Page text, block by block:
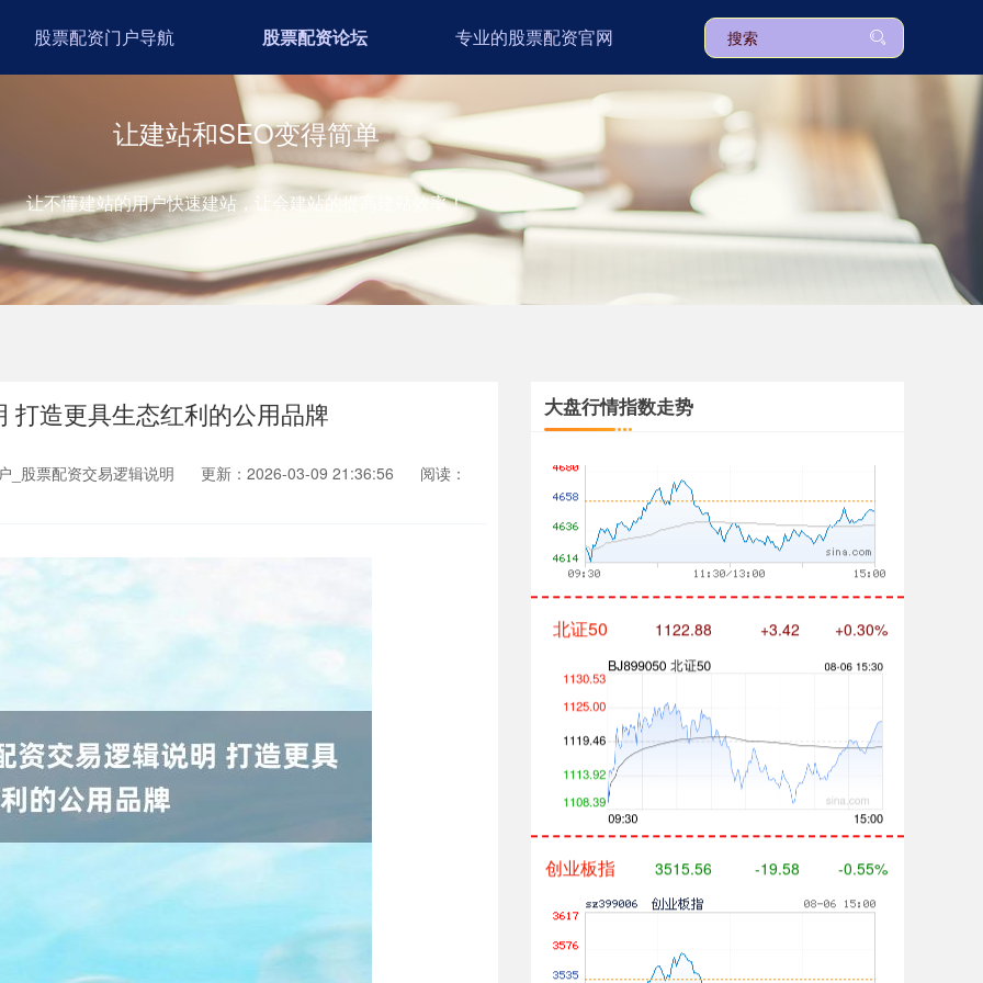
股票配资门户导航 股票配资论坛 专业的股票配资官网
让建站和SEO变得简单
让不懂建站的用户快速建站，让会建站的提高建站效率！
打造更具生态红利的公用品牌
_股票配资交易逻辑说明 更新：2026-03-09 21:36:56 阅读：
大盘行情指数走势
深证成指 14110.12
北证50 1122.88 +3.42 +0.30%
创业板指 3515.56 -19.58 -0.55%